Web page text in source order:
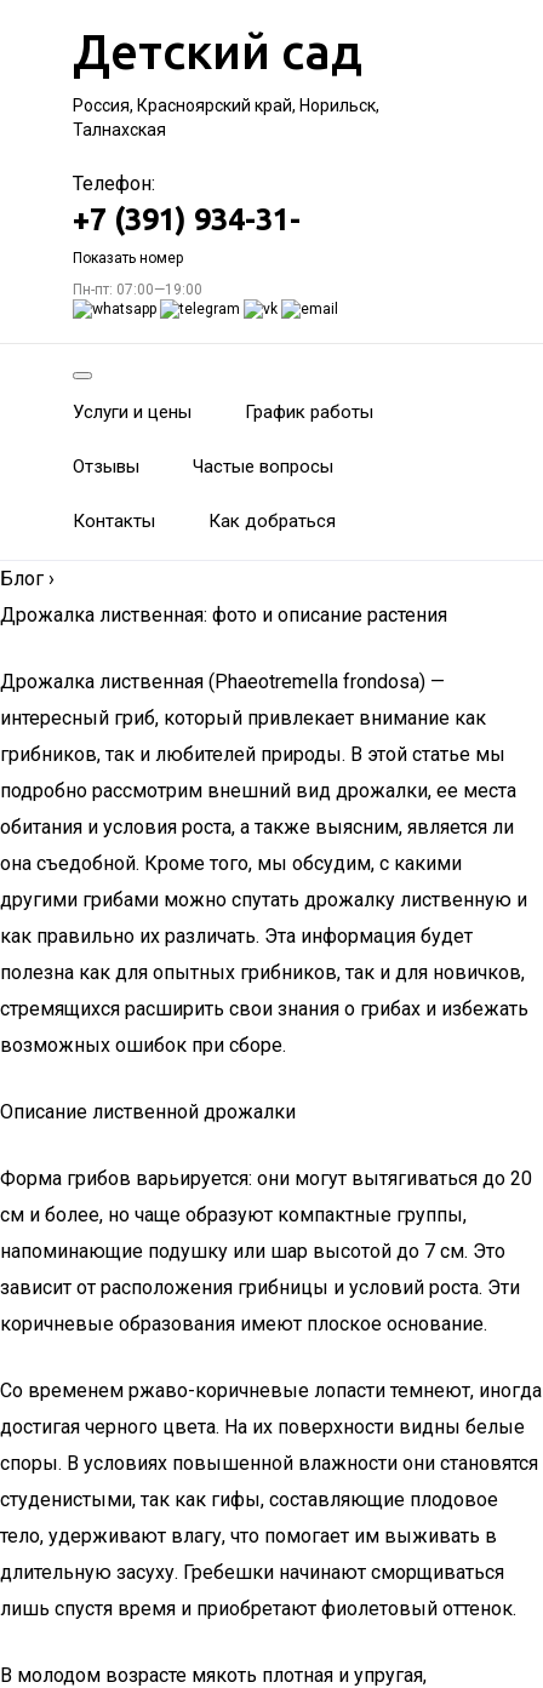
Детский сад
Россия, Красноярский край, Норильск,
Талнахская
Телефон:
+7 (391) 934-31-
Показать номер
Пн-пт: 07:00—19:00
Услуги и цены График работы
Отзывы Частые вопросы
Контакты Как добраться
Блог ›
Дрожалка лиственная: фото и описание растения
Дрожалка лиственная (Phaeotremella frondosa) —
интересный гриб, который привлекает внимание как
грибников, так и любителей природы. В этой статье мы
подробно рассмотрим внешний вид дрожалки, ее места
обитания и условия роста, а также выясним, является ли
она съедобной. Кроме того, мы обсудим, с какими
другими грибами можно спутать дрожалку лиственную и
как правильно их различать. Эта информация будет
полезна как для опытных грибников, так и для новичков,
стремящихся расширить свои знания о грибах и избежать
возможных ошибок при сборе.
Описание лиственной дрожалки
Форма грибов варьируется: они могут вытягиваться до 20
см и более, но чаще образуют компактные группы,
напоминающие подушку или шар высотой до 7 см. Это
зависит от расположения грибницы и условий роста. Эти
коричневые образования имеют плоское основание.
Со временем ржаво-коричневые лопасти темнеют, иногда
достигая черного цвета. На их поверхности видны белые
споры. В условиях повышенной влажности они становятся
студенистыми, так как гифы, составляющие плодовое
тело, удерживают влагу, что помогает им выживать в
длительную засуху. Гребешки начинают сморщиваться
лишь спустя время и приобретают фиолетовый оттенок.
В молодом возрасте мякоть плотная и упругая,